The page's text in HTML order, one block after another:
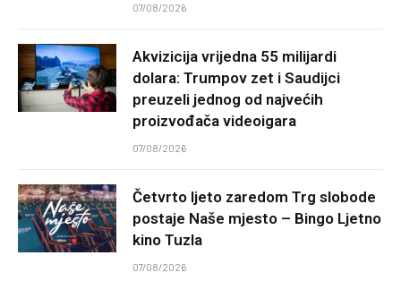
07/08/2026
Akvizicija vrijedna 55 milijardi
dolara: Trumpov zet i Saudijci
preuzeli jednog od najvećih
proizvođača videoigara
07/08/2026
Četvrto ljeto zaredom Trg slobode
postaje Naše mjesto – Bingo Ljetno
kino Tuzla
07/08/2026